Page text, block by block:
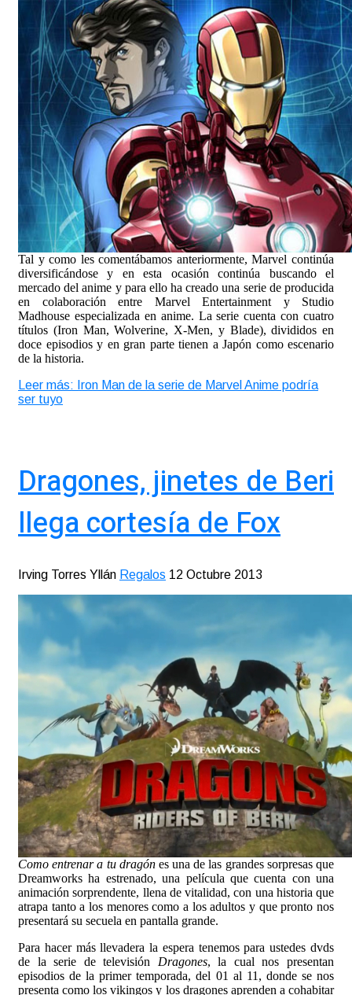
Tal y como les comentábamos anteriormente, Marvel continúa
diversificándose y en esta ocasión continúa buscando el
mercado del anime y para ello ha creado una serie de producida
en colaboración entre Marvel Entertainment y Studio
Madhouse especializada en anime. La serie cuenta con cuatro
títulos (Iron Man, Wolverine, X-Men, y Blade), divididos en
doce episodios y en gran parte tienen a Japón como escenario
de la historia.
Leer más: Iron Man de la serie de Marvel Anime podría
ser tuyo
Dragones, jinetes de Beri
llega cortesía de Fox
Irving Torres Yllán Regalos 12 Octubre 2013
Como entrenar a tu dragón es una de las grandes sorpresas que
Dreamworks ha estrenado, una película que cuenta con una
animación sorprendente, llena de vitalidad, con una historia que
atrapa tanto a los menores como a los adultos y que pronto nos
presentará su secuela en pantalla grande.
Para hacer más llevadera la espera tenemos para ustedes dvds
de la serie de televisión Dragones, la cual nos presentan
episodios de la primer temporada, del 01 al 11, donde se nos
presenta como los vikingos y los dragones aprenden a cohabitar